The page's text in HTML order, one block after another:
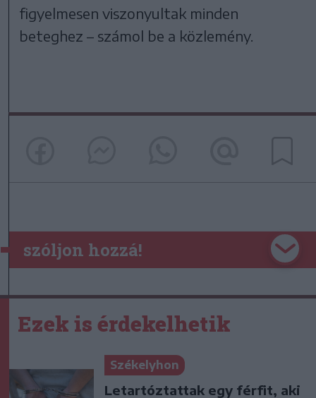
figyelmesen viszonyultak minden
beteghez – számol be a közlemény.
szóljon hozzá!
Ezek is érdekelhetik
Székelyhon
Letartóztattak egy férfit, aki